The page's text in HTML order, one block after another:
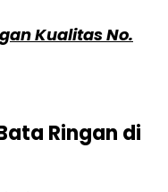
Kualitas No.
Ringan di